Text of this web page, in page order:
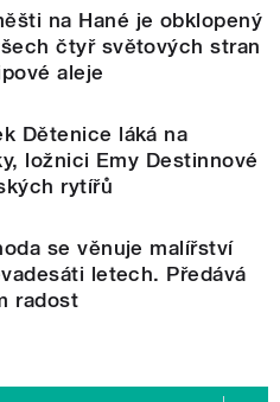
na Hané je obklopený
čtyř světových stran
aleje
Dětenice láká na
ložnici Emy Destinnové
rytířů
se věnuje malířství
letech. Předává
radost